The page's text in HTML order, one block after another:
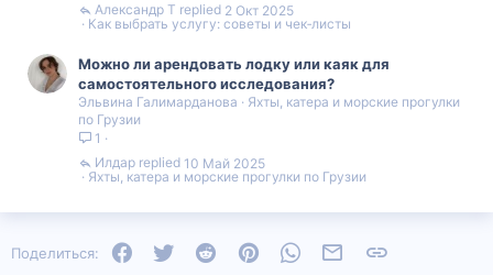
Как выбрать услугу: советы и чек‑листы
2 Окт 2025
Александр Т
Можно ли арендовать лодку или каяк для
самостоятельного исследования?
Эльвина Галимарданова
Яхты, катера и морские прогулки
по Грузии
1
Яхты, катера и морские прогулки по Грузии
10 Май 2025
Илдар
Поделиться: FacebookTwitter Reddit PinterestWhatsAppЭлектронная почта